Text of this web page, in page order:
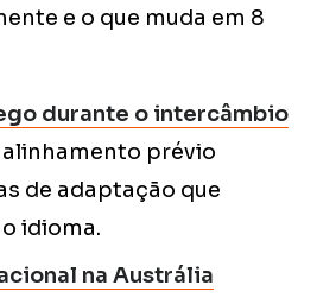
e o que muda em 8
durante o intercâmbio
alinhamento prévio
de adaptação que
idioma.
na Austrália